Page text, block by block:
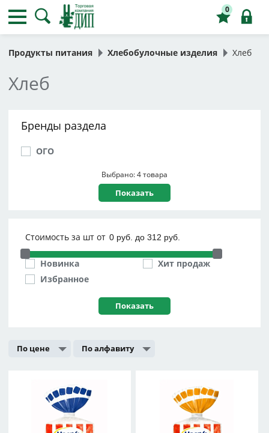
0
Продукты питания Хлебобулочные изделия Хлеб
Хлеб
Бренды раздела
ОГО
Выбрано: 4 товара
Стоимость за шт от
Новинка
Избранное
Хит продаж
По цене По алфавиту